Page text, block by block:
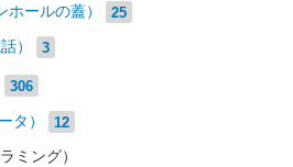
ールの蓋） 25
） 3
306
タ） 12
ミング）